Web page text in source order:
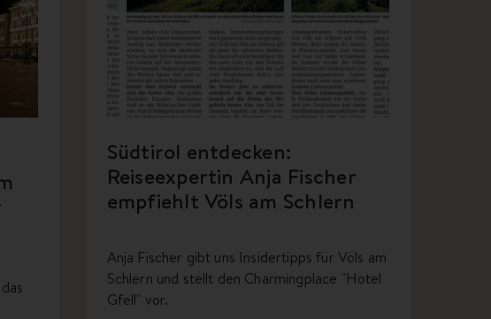
Südtirol entdecken:
Reiseexpertin Anja Fischer
empfiehlt Völs am Schlern
Anja Fischer gibt uns Insidertipps für Völs am
Schlern und stellt den Charmingplace "Hotel
Gfell" vor.